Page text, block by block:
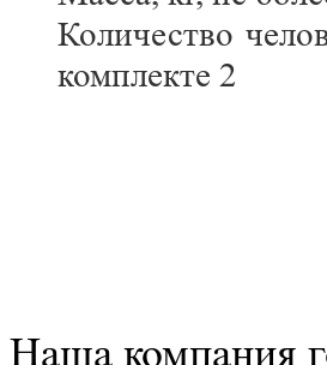
Количество
комплекте 2
Наша компания